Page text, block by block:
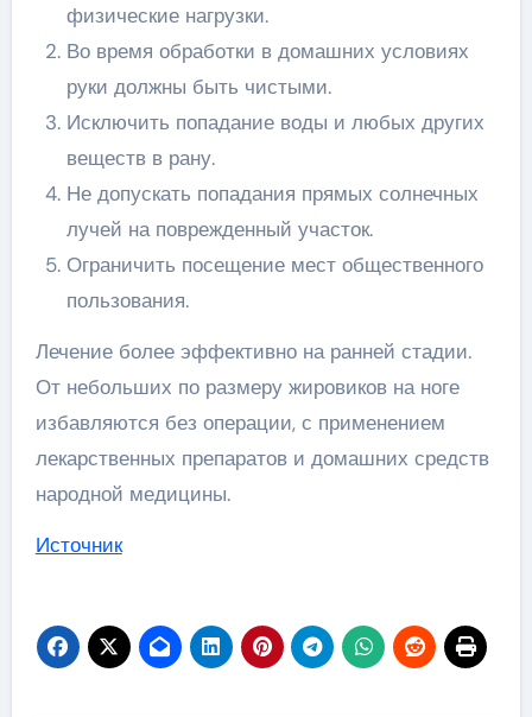
физические нагрузки.
Во время обработки в домашних условиях
руки должны быть чистыми.
Исключить попадание воды и любых других
веществ в рану.
Не допускать попадания прямых солнечных
лучей на поврежденный участок.
Ограничить посещение мест общественного
пользования.
Лечение более эффективно на ранней стадии.
От небольших по размеру жировиков на ноге
избавляются без операции, с применением
лекарственных препаратов и домашних средств
народной медицины.
Источник